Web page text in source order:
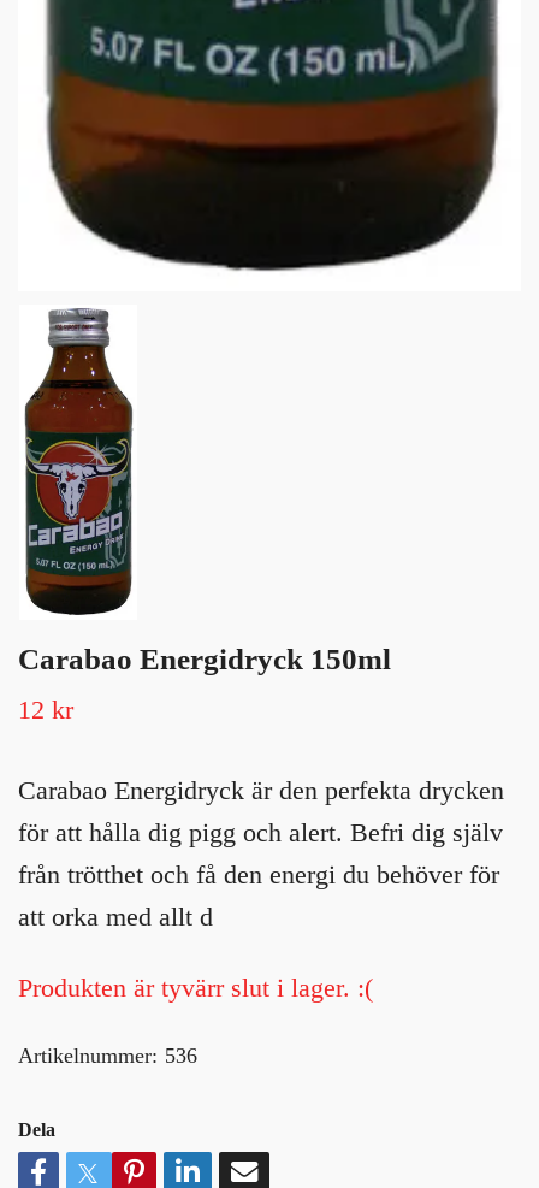
Carabao Energidryck 150ml
12 kr
Carabao Energidryck är den perfekta drycken
för att hålla dig pigg och alert. Befri dig själv
från trötthet och få den energi du behöver för
att orka med allt d
Produkten är tyvärr slut i lager. :(
Artikelnummer: 536
Dela